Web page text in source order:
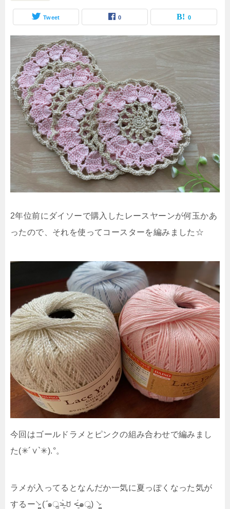
Tweet 0 0
2年位前にダイソーで購入したレースヤーンが何玉かあ
ったので、それを使ってコースターを編みました☆
今回はゴールドラメとピンクの組み合わせで編みまし
た(✳︎´∨︎`✳︎).°。
ラメが入ってるとなんだか一気に夏っぽくなった気が
するー⸌̷̻ ( ᷇๑ॢ˃̶͈̀ ꇴ ˂̶͈́๑ॢ) ⸌̷̻